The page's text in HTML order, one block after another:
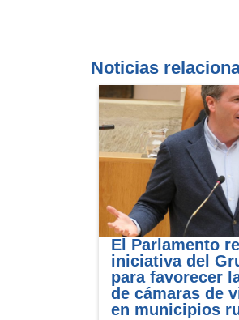
Noticias
El Parlamento
iniciativa del
para favorecer
de cámaras de
en municipios